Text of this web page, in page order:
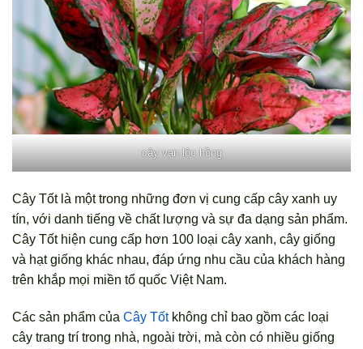
cây vạn lộc hồng
Cây Tốt là một trong những đơn vị cung cấp cây xanh uy
tín, với danh tiếng về chất lượng và sự đa dạng sản phẩm.
Cây Tốt hiện cung cấp hơn 100 loại cây xanh, cây giống
và hạt giống khác nhau, đáp ứng nhu cầu của khách hàng
trên khắp mọi miền tổ quốc Việt Nam.
Các sản phẩm của Cây Tốtkhông chỉ bao gồm các loại
cây trang trí trong nhà, ngoài trời, mà còn có nhiều giống